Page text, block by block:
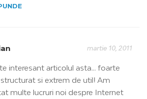
martie 10, 2011
interesant articolul asta… foarte
si extrem de util! Am
multe lucruri noi despre Internet